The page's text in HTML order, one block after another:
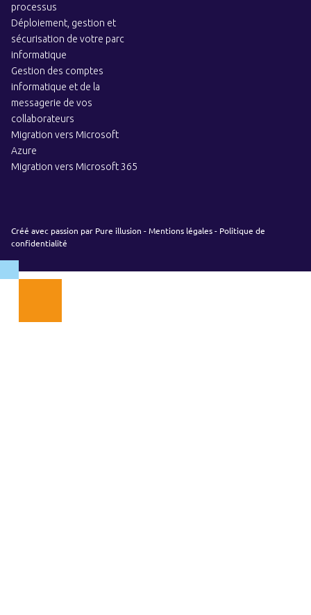
processus
Déploiement, gestion et
sécurisation de votre parc
informatique
Gestion des comptes
informatique et de la
messagerie de vos
collaborateurs
Migration vers Microsoft
Azure
Migration vers Microsoft 365
Créé avec passion par Pure illusion -Mentions légales- Politique de
confidentialité